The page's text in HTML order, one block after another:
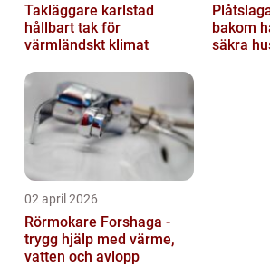
Takläggare karlstad
hållbart tak för
värmländskt klimat
Plåtslagare
bakom
säkra
02 april 2026
Rörmokare Forshaga -
trygg hjälp med värme,
vatten och avlopp